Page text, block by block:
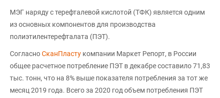
МЭГ наряду с терефталевой кислотой (ТФК) является одним
из основных компонентов для производства
полиэтилентерефталата (ПЭТ).
СогласноСканПласту компании Маркет Репорт, в России
общее расчетное потребление ПЭТ в декабре составило 71,83
тыс. тонн, что на 8% выше показателя потребления за тот же
месяц 2019 года. Всего за 2020 год объем потребления ПЭТ